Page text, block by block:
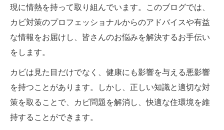
現に情熱を持って取り組んでいます。このブログでは、
カビ対策のプロフェッショナルからのアドバイスや有益
な情報をお届けし、皆さんのお悩みを解決するお手伝い
をします。
カビは見た目だけでなく、健康にも影響を与える悪影響
を持つことがあります。しかし、正しい知識と適切な対
策を取ることで、カビ問題を解消し、快適な住環境を維
持することができます。